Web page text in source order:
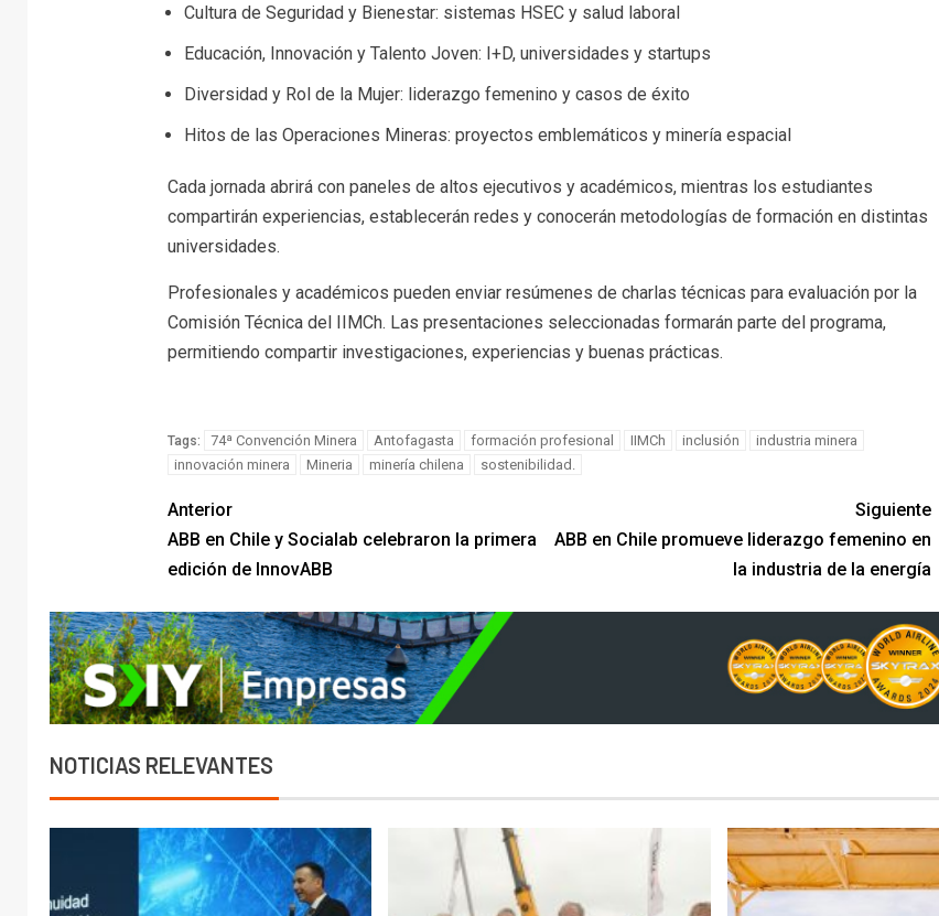
Cultura de Seguridad y Bienestar: sistemas HSEC y salud laboral
Educación, Innovación y Talento Joven: I+D, universidades y startups
Diversidad y Rol de la Mujer: liderazgo femenino y casos de éxito
Hitos de las Operaciones Mineras: proyectos emblemáticos y minería espacial
Cada jornada abrirá con paneles de altos ejecutivos y académicos, mientras los estudiantes
compartirán experiencias, establecerán redes y conocerán metodologías de formación en distintas
universidades.
Profesionales y académicos pueden enviar resúmenes de charlas técnicas para evaluación por la
Comisión Técnica del IIMCh. Las presentaciones seleccionadas formarán parte del programa,
permitiendo compartir investigaciones, experiencias y buenas prácticas.
Tags: 74ª Convención Minera Antofagasta formación profesional IIMCh inclusión
industria minera
innovación minera
Mineria minería chilena sostenibilidad.
Anterior
ABB en Chile y Socialab celebraron la primera
edición de InnovABB
Siguiente
ABB en Chile promueve liderazgo femenino en
la industria de la energía
NOTICIAS RELEVANTES